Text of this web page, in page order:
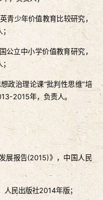
青少年价值教育比较研究，
；
公立中小学价值教育研究，
政治理论课“批判性思维”培
2015年，负责人。
展报告(2015)》，中国人民
民出版社2014年版；